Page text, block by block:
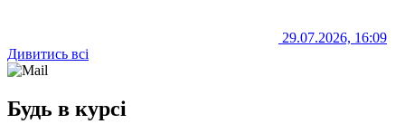
29.07.2026, 16:09
Дивитись всі
Будь в курсі